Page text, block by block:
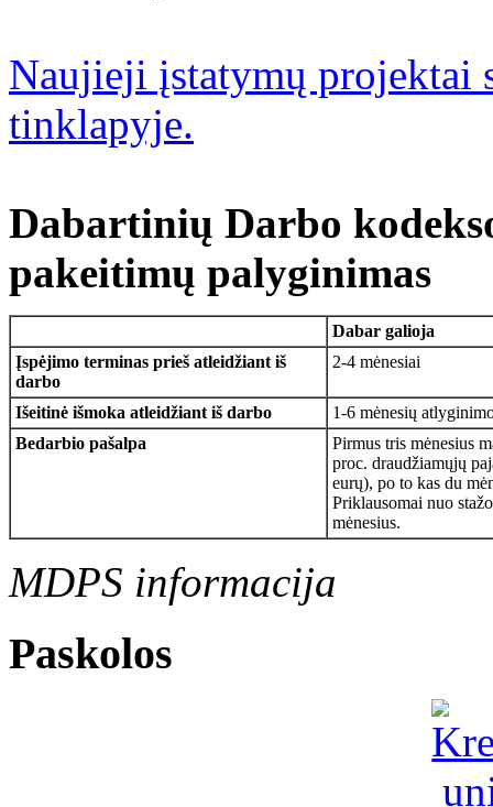
Naujieji įstatymų projektai
tinklapyje.
Dabartinių Darbo
pakeitimų palyginimas
Dabar galioja
Įspėjimo terminas prieš atleidžiant iš
darbo
2-4 mėnesiai
Išeitinė išmoka atleidžiant iš darbo
1-6 mėnesių
Bedarbio pašalpa
Pirmus tris mėnesius
proc. draudžiamųjų
eurų), po to kas du
Priklausomai nuo
mėnesius.
MDPS informacija
Paskolos